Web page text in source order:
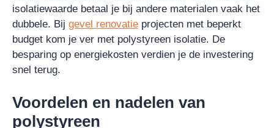
isolatiewaarde betaal je bij andere materialen vaak het
dubbele. Bij gevel renovatie projecten met beperkt
budget kom je ver met polystyreen isolatie. De
besparing op energiekosten verdien je de investering
snel terug.
Voordelen en nadelen van
polystyreen